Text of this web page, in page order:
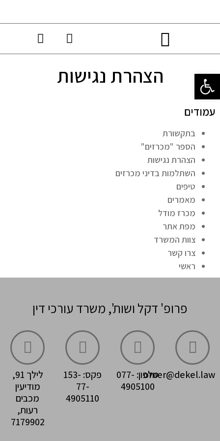
הצהרת נגישות
עמודים
בתקשורת
הספר "מכרזים"
הצהרת נגישות
השתלמות בדיני מכרזים
טיפים
מאמרים
מכרז מודל
מפת אתר
צוות המשרד
צרו קשר
ראשי
פרופ' דקל ושות', משרד עורכי דין
omer@dekel.law
טלפון: 077-
4905100
פקס: 153-
77-
4905110
לילך 91,
מודיעין
מכבים
רעות,
7179902
פתח סרגל נגישות